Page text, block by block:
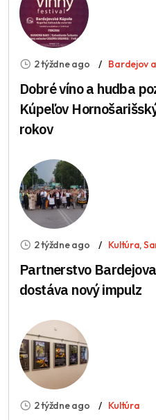
2 týždne ago Bardejov
Dobré víno a hudba
Kúpeľov
rokov
2 týždne ago Kultúra,
Partnerstvo
dostáva nový impulz
2 týždne ago Kultúra